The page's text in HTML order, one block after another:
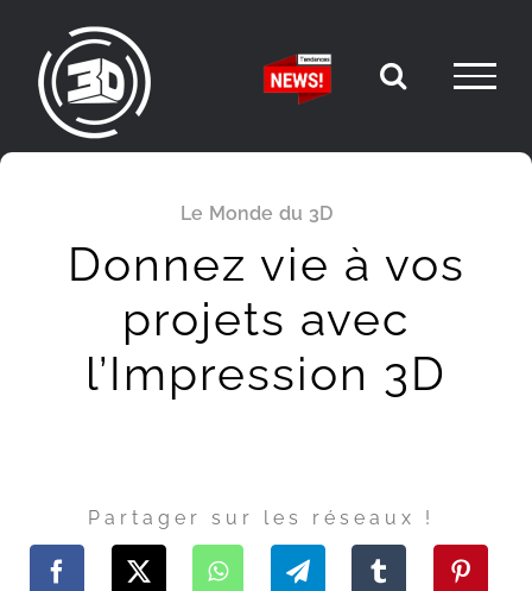
contenu
Le Monde du 3D
Donnez vie à vos
projets avec
l’Impression 3D
Partager sur les réseaux !